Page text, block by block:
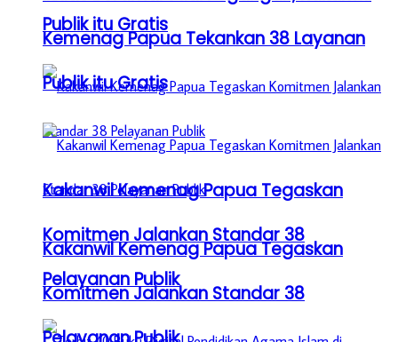
Publik itu Gratis
Kakanwil Kemenag Papua Tegaskan
Komitmen Jalankan Standar 38
Pelayanan Publik
Kemenag Papua Tekankan 38 Layanan
Publik itu Gratis
Kakanwil Kemenag Papua Tegaskan
Komitmen Jalankan Standar 38